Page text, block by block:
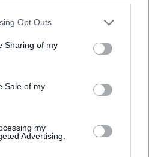
app uses one or more Google
behaviour. You may click to
and its third-party tags to
purposes in below Google
Opt Outs
Sharing of my
Sale of my
my
Advertising.
pubblicità nazionali?